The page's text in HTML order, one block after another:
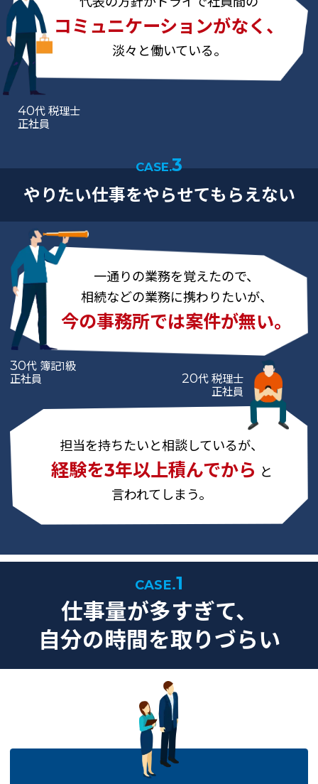
40代 税理士
正社員
コミュニケーションがなく、
淡々と働いている。
CASE.3
やりたい仕事をやらせてもらえない
30代 簿記1級
正社員
一通りの業務を覚えたので、
相続などの業務に携わりたいが、
今の事務所では案件が無い。
20代 税理士
正社員
担当を持ちたいと相談しているが、
経験を3年以上積んでから と
言われてしまう。
CASE.1
仕事量が多すぎて、
自分の時間を取りづらい